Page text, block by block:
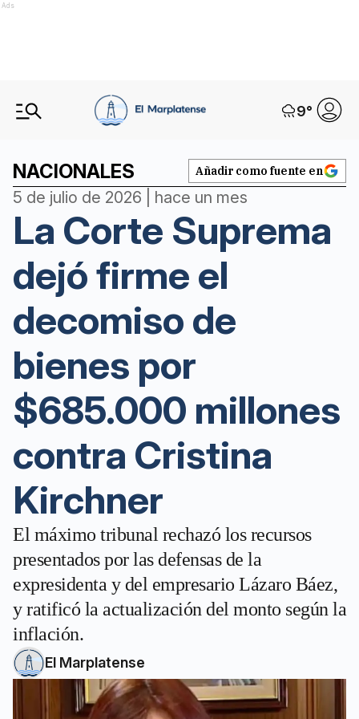
Ads
9°
NACIONALES Añadir como fuente en
5 de julio de 2026 | hace un mes
La Corte Suprema
dejó firme el
decomiso de
bienes por
$685.000 millones
contra Cristina
Kirchner
El máximo tribunal rechazó los recursos
presentados por las defensas de la
expresidenta y del empresario Lázaro Báez,
y ratificó la actualización del monto según la
inflación.
El Marplatense